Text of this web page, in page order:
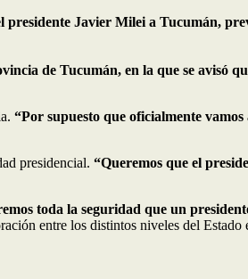
Javier Milei a Tucumán,
de Tucumán, en la que se avisó
“Por supuesto que oficialmente
presidencial. “Queremos que el
toda la seguridad que un
entre los distintos niveles del